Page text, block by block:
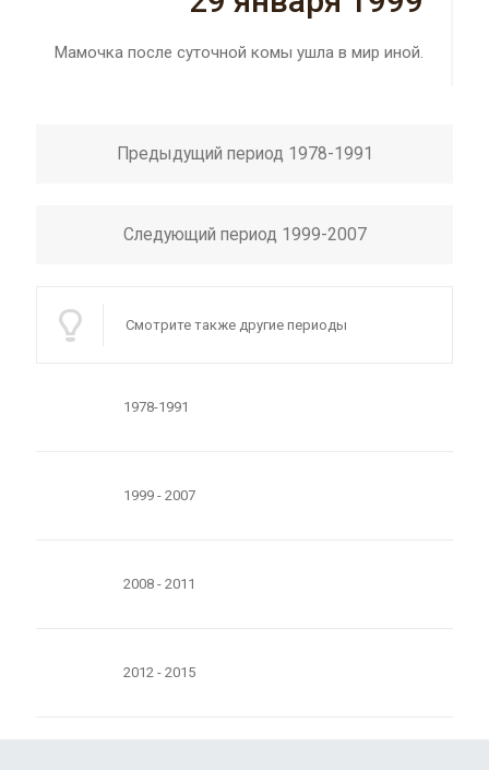
Мамочка после суточной комы ушла в мир иной.
Предыдущий период 1978-1991
Следующий период 1999-2007
Смотрите также другие периоды
1978-1991
1999 - 2007
2008 - 2011
2012 - 2015